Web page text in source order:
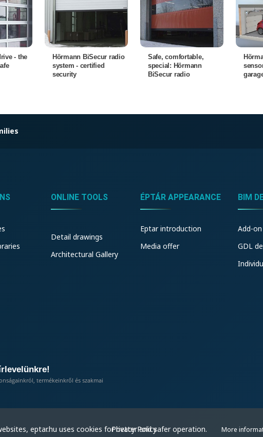
- the
Hörmann BiSecur radio
system - certified
security
Safe, comfortable,
special: Hörmann
BiSecur radio
ONLINE TOOLS
Detail drawings
Architectural Gallery
ÉPTÁR APPEARANCE
Eptar introduction
Media offer
BIM
Add-
GDL
termékeinkről és szakmai
Privacy Policy
eptar.hu uses cookies for better and safer operation. More